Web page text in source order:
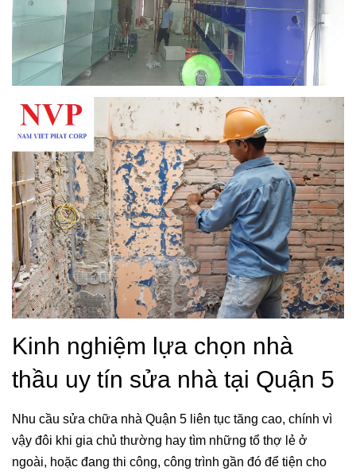
Kinh nghiệm lựa chọn nhà
thầu uy tín sửa nhà tại Quận 5
Nhu cầu sửa chữa nhà Quận 5 liên tục tăng cao, chính vì
vậy đôi khi gia chủ thường hay tìm những tổ thợ lẻ ở
ngoài, hoặc đang thi công, công trình gần đó để tiện cho